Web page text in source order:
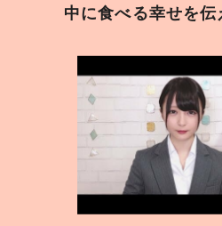
中に食べる幸せを伝